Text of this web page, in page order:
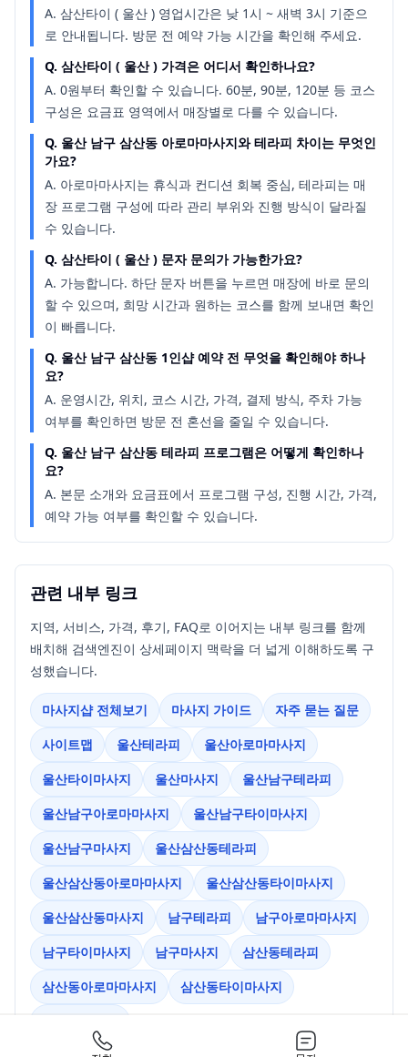
A. 삼산타이 ( 울산 ) 영업시간은 낮 1시 ~ 새벽 3시 기준으
로 안내됩니다. 방문 전 예약 가능 시간을 확인해 주세요.
Q. 삼산타이 ( 울산 ) 가격은 어디서 확인하나요?
A. 0원부터 확인할 수 있습니다. 60분, 90분, 120분 등 코스
구성은 요금표 영역에서 매장별로 다를 수 있습니다.
Q. 울산 남구 삼산동 아로마마사지와 테라피 차이는 무엇인
가요?
A. 아로마마사지는 휴식과 컨디션 회복 중심, 테라피는 매
장 프로그램 구성에 따라 관리 부위와 진행 방식이 달라질
수 있습니다.
Q. 삼산타이 ( 울산 ) 문자 문의가 가능한가요?
A. 가능합니다. 하단 문자 버튼을 누르면 매장에 바로 문의
할 수 있으며, 희망 시간과 원하는 코스를 함께 보내면 확인
이 빠릅니다.
Q. 울산 남구 삼산동 1인샵 예약 전 무엇을 확인해야 하나
요?
A. 운영시간, 위치, 코스 시간, 가격, 결제 방식, 주차 가능
여부를 확인하면 방문 전 혼선을 줄일 수 있습니다.
Q. 울산 남구 삼산동 테라피 프로그램은 어떻게 확인하나
요?
A. 본문 소개와 요금표에서 프로그램 구성, 진행 시간, 가격,
예약 가능 여부를 확인할 수 있습니다.
관련 내부 링크
지역, 서비스, 가격, 후기, FAQ로 이어지는 내부 링크를 함께
배치해 검색엔진이 상세페이지 맥락을 더 넓게 이해하도록 구
성했습니다.
마사지샵 전체보기 마사지 가이드
자주 묻는 질문
사이트맵
울산테라피
울산아로마마사지
울산타이마사지
울산마사지
울산남구테라피
울산남구아로마마사지
울산남구타이마사지
울산남구마사지
울산삼산동테라피
울산삼산동아로마마사지
울산삼산동타이마사지
울산삼산동마사지
남구테라피
남구아로마마사지
남구타이마사지
남구마사지
삼산동테라피
삼산동아로마마사지
삼산동타이마사지